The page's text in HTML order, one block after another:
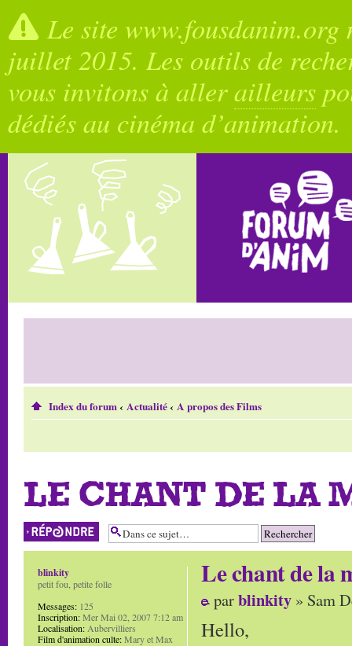
Le site
juillet 2015. Les outils de
vous invitons à allerailleurs
dédiés au cinéma d’animation.
Index du forum‹ Actualité‹ A propos des Films
LE CHANT DE LA
Répondre
Le chant de la
parblinkity » Sam
Hello,
blinkity
petit fou, petite folle
Messages: 125
Inscription:Mer Mai 02, 2007 7:12 am
Localisation: Aubervilliers
Film d'animation culte:Mary et Max